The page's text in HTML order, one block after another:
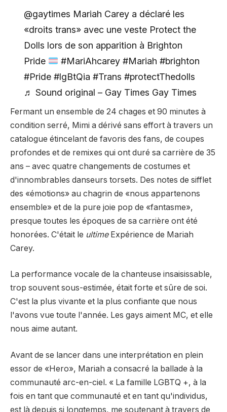
@gaytimes Mariah Carey a déclaré les
«droits trans» avec une veste Protect the
Dolls lors de son apparition à Brighton
Pride
#MariAhcarey #Mariah #brighton
#Pride #lgBtQia #Trans #protectThedolls
♬ Sound original – Gay Times Gay Times
Fermant un ensemble de 24 chages et 90 minutes à
condition serré, Mimi a dérivé sans effort à travers un
catalogue étincelant de favoris des fans, de coupes
profondes et de remixes qui ont duré sa carrière de 35
ans – avec quatre changements de costumes et
d'innombrables danseurs torsets. Des notes de sifflet
des «émotions» au chagrin de «nous appartenons
ensemble» et de la pure joie pop de «fantasme»,
presque toutes les époques de sa carrière ont été
honorées. C'était le ultimeExpérience de Mariah
Carey.
La performance vocale de la chanteuse insaisissable,
trop souvent sous-estimée, était forte et sûre de soi.
C'est la plus vivante et la plus confiante que nous
l'avons vue toute l'année. Les gays aiment MC, et elle
nous aime autant.
Avant de se lancer dans une interprétation en plein
essor de «Hero», Mariah a consacré la ballade à la
communauté arc-en-ciel. « La famille LGBTQ +, à la
fois en tant que communauté et en tant qu'individus,
est là depuis si longtemps, me soutenant à travers de